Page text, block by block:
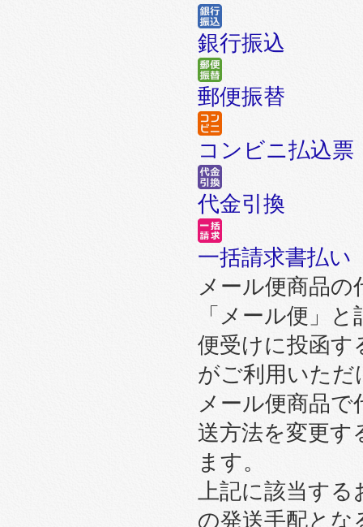
銀行振込
郵便振替
コンビニ払込票
代金引換
一括請求書払い
メール便商品の
「メール便」
便受けに投函す
がご利用いただ
メール便商品で
送方法を変更す
ます。
上記に該当する
の発送手配とな